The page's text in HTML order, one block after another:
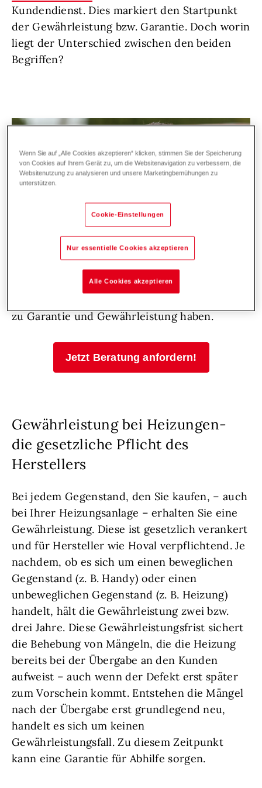
Kundendienst. Dies markiert den Startpunkt
der Gewährleistung bzw. Garantie. Doch worin
liegt der Unterschied zwischen den beiden
Begriffen?
zu Garantie und Gewährleistung haben.
Jetzt Beratung anfordern!
Gewährleistung bei Heizungen-
die gesetzliche Pflicht des
Herstellers
Bei jedem Gegenstand, den Sie kaufen, – auch
bei Ihrer Heizungsanlage – erhalten Sie eine
Gewährleistung. Diese ist gesetzlich verankert
und für Hersteller wie Hoval verpflichtend. Je
nachdem, ob es sich um einen beweglichen
Gegenstand (z. B. Handy) oder einen
unbeweglichen Gegenstand (z. B. Heizung)
handelt, hält die Gewährleistung zwei bzw.
drei Jahre. Diese Gewährleistungsfrist sichert
die Behebung von Mängeln, die die Heizung
bereits bei der Übergabe an den Kunden
aufweist – auch wenn der Defekt erst später
zum Vorschein kommt. Entstehen die Mängel
nach der Übergabe erst grundlegend neu,
handelt es sich um keinen
Gewährleistungsfall. Zu diesem Zeitpunkt
kann eine Garantie für Abhilfe sorgen.
Wenn Sie auf „Alle Cookies akzeptieren“ klicken, stimmen Sie der Speicherung
von Cookies auf Ihrem Gerät zu, um die Websitenavigation zu verbessern, die
Websitenutzung zu analysieren und unsere Marketingbemühungen zu
unterstützen.
Cookie-Einstellungen
Nur essentielle Cookies akzeptieren
Alle Cookies akzeptieren